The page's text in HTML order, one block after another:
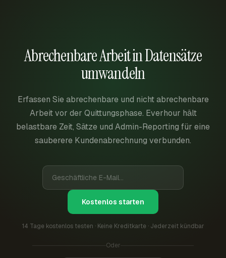
Abrechenbare Arbeit in Datensätze
umwandeln
Erfassen Sie abrechenbare und nicht abrechenbare
Arbeit vor der Quittungsphase. Everhour hält
belastbare Zeit, Sätze und Admin-Reporting für eine
sauberere Kundenabrechnung verbunden.
Kostenlos starten
14 Tage kostenlos testen · Keine Kreditkarte · Jederzeit kündbar
Oder